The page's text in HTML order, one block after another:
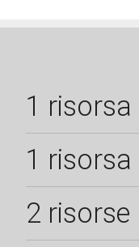
1 risorsa
1 risorsa
2 risorse